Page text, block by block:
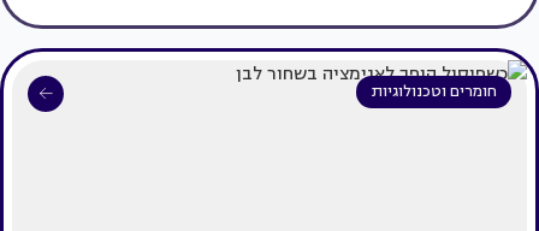
חומרים וטכנולוגיות